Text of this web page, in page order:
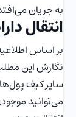
به جریان
انتقال
بر اساس
نگارش این
سایر کیف پول‌ها
می‌توانید